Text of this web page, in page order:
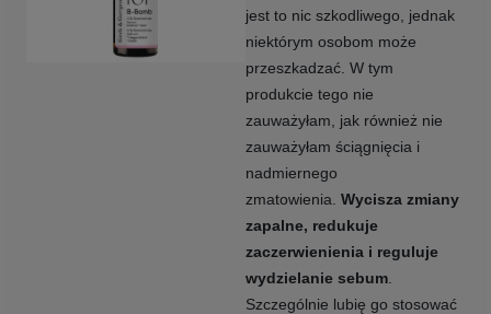
jest to nic szkodliwego, jednak
niektórym osobom może
przeszkadzać. W tym
produkcie tego nie
zauważyłam, jak również nie
zauważyłam ściągnięcia i
nadmiernego
zmatowienia. Wycisza zmiany
zapalne, redukuje
zaczerwienienia i reguluje
wydzielanie sebum
Szczególnie lubię go stosować